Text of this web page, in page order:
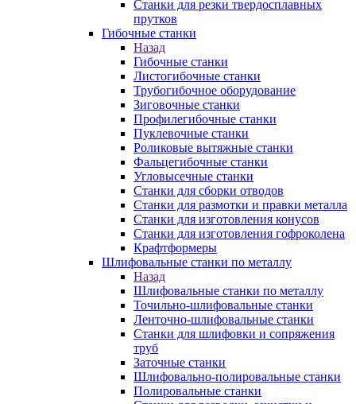
Станки для резки твердосплавных
прутков
Гибочные станки
Назад
Гибочные станки
Листогибочные станки
Трубогибочное оборудование
Зиговочные станки
Профилегибочные станки
Пуклевочные станки
Роликовые вытяжные станки
Фальцегибочные станки
Угловысечные станки
Станки для сборки отводов
Станки для размотки и правки металла
Станки для изготовления конусов
Станки для изготовления гофроколена
Крафтформеры
Шлифовальные станки по металлу
Назад
Шлифовальные станки по металлу
Точильно-шлифовальные станки
Ленточно-шлифовальные станки
Станки для шлифовки и сопряжения
труб
Заточные станки
Шлифовально-полировальные станки
Полировальные станки